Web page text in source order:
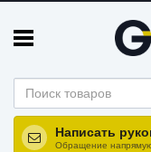
Написать
Обращение